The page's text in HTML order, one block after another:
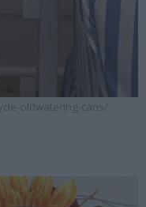
oldwatering-cans/